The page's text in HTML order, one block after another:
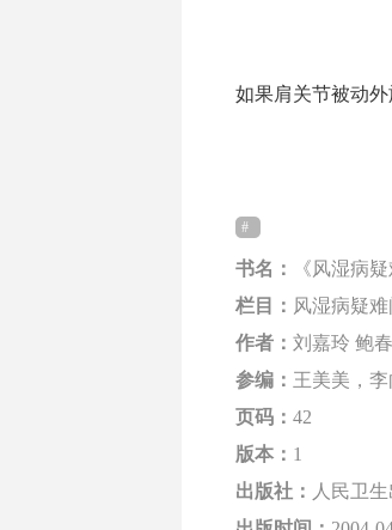
如果肩关节被动
书名：
《风湿病疑
栏目： 风湿病疑
作者： 刘嘉玲 鲍
参编： 王美美，
页码： 42
版本： 1
出版社： 人民卫